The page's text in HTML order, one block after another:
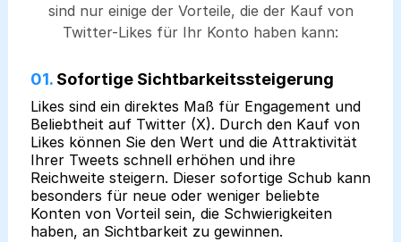
sind nur einige der Vorteile, die der Kauf von
Twitter-Likes für Ihr Konto haben kann:
01. Sofortige Sichtbarkeitssteigerung
Likes sind ein direktes Maß für Engagement und
Beliebtheit auf Twitter (X). Durch den Kauf von
Likes können Sie den Wert und die Attraktivität
Ihrer Tweets schnell erhöhen und ihre
Reichweite steigern. Dieser sofortige Schub kann
besonders für neue oder weniger beliebte
Konten von Vorteil sein, die Schwierigkeiten
haben, an Sichtbarkeit zu gewinnen.